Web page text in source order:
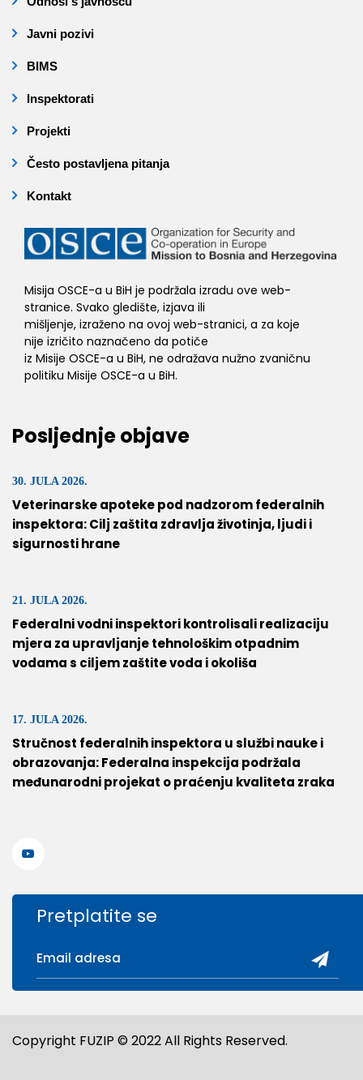
Javni pozivi
BIMS
Inspektorati
Projekti
Često postavljena pitanja
Kontakt
Misija OSCE-a u BiH je podržala izradu ove web-
stranice. Svako gledište, izjava ili
mišljenje, izraženo na ovoj web-stranici, a za koje
nije izričito naznačeno da potiče
iz Misije OSCE-a u BiH, ne odražava nužno zvaničnu
politiku Misije OSCE-a u BiH.
Posljednje objave
30. JULA 2026.
Veterinarske apoteke pod nadzorom federalnih
inspektora: Cilj zaštita zdravlja životinja, ljudi i
sigurnosti hrane
21. JULA 2026.
Federalni vodni inspektori kontrolisali realizaciju
mjera za upravljanje tehnološkim otpadnim
vodama s ciljem zaštite voda i okoliša
17. JULA 2026.
Stručnost federalnih inspektora u službi nauke i
obrazovanja: Federalna inspekcija podržala
međunarodni projekat o praćenju kvaliteta zraka
Pretplatite se
Copyright FUZIP © 2022 All Rights Reserved.